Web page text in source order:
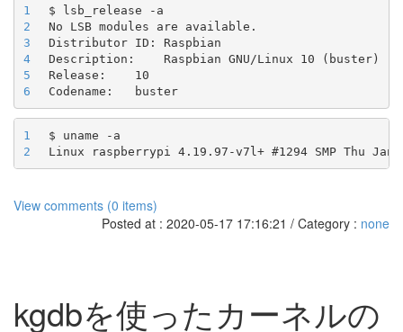
1
2
3
4
5
6
Codename:   buster
1
2
View comments (0 items)
Posted at : 2020-05-17 17:16:21 / Category : none
kgdbを使ったカーネルの